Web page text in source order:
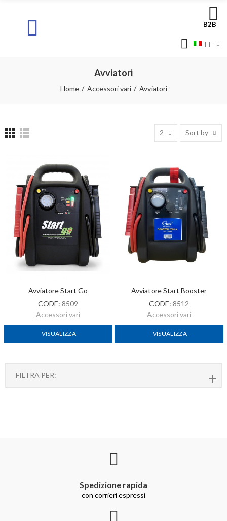
B2B
IT
Avviatori
Home Accessori vari Avviatori
2 Sort by
Avviatore Start Go
CODE: 8509
Accessori vari
VISUALIZZA
Avviatore Start Booster
CODE: 8512
Accessori vari
VISUALIZZA
FILTRA PER:
Spedizione rapida
con corrieri espressi